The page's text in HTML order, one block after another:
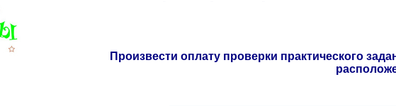
Произвести оплату проверки практического